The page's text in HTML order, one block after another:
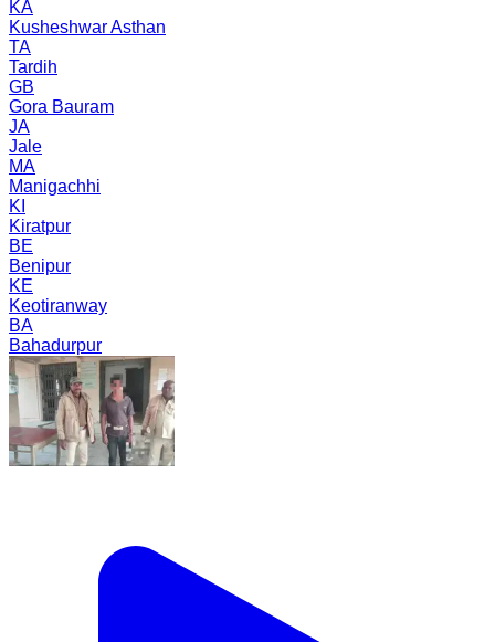
KA
Kusheshwar Asthan
TA
Tardih
GB
Gora Bauram
JA
Jale
MA
Manigachhi
KI
Kiratpur
BE
Benipur
KE
Keotiranway
BA
Bahadurpur